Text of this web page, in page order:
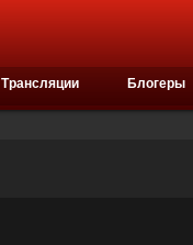
Трансляции Блогеры